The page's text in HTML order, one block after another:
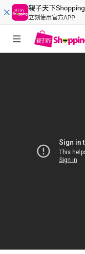
親子天下Shopping
立刻使用官方APP